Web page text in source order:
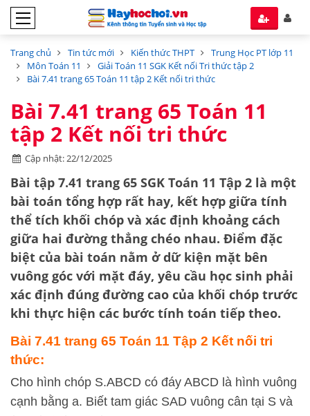
Trang chủ Tin tức mới Kiến thức THPT
Trung Học PT lớp 11
Môn Toán 11
Giải Toán 11 SGK Kết nối Tri thức tập 2
Bài 7.41 trang 65 Toán 11 tập 2 Kết nối tri thức
Bài 7.41 trang 65 Toán 11
tập 2 Kết nối tri thức
Cập nhật: 22/12/2025
Bài tập 7.41 trang 65 SGK Toán 11 Tập 2 là một
bài toán tổng hợp rất hay, kết hợp giữa tính
thể tích khối chóp và xác định khoảng cách
giữa hai đường thẳng chéo nhau. Điểm đặc
biệt của bài toán nằm ở dữ kiện mặt bên
vuông góc với mặt đáy, yêu cầu học sinh phải
xác định đúng đường cao của khối chóp trước
khi thực hiện các bước tính toán tiếp theo.
Bài 7.41 trang 65 Toán 11 Tập 2 Kết nối tri
thức:
Cho hình chóp S.ABCD có đáy ABCD là hình vuông
cạnh bằng a. Biết tam giác SAD vuông cân tại S và